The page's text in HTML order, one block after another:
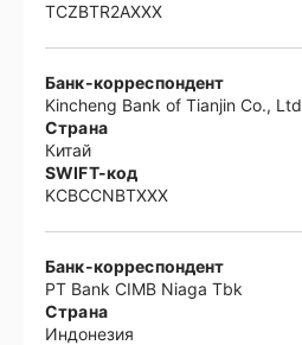
TCZBTR2AXXX
Банк-корреспондент
Kincheng Bank of Tianjin Co., Ltd
Страна
Китай
SWIFT-код
KCBCCNBTXXX
Банк-корреспондент
PT Bank CIMB Niaga Tbk
Страна
Индонезия